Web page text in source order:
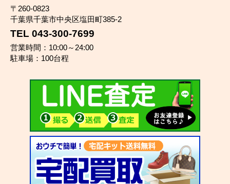
〒260-0823
千葉県千葉市中央区塩田町385-2
TEL 043-300-7699
営業時間：10:00～24:00
駐車場：100台程